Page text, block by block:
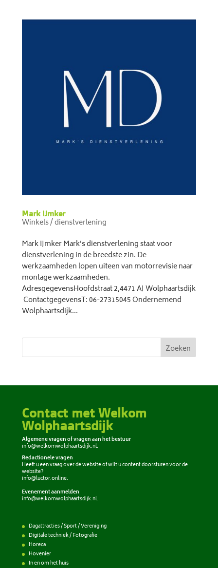
Mark IJmker
Winkels / dienstverlening
Mark IJmker Mark’s dienstverlening staat voor
dienstverlening in de breedste zin. De
werkzaamheden lopen uiteen van motorrevisie naar
montage werkzaamheden.
AdresgegevensHoofdstraat 2,4471 AJ Wolphaartsdijk
ContactgegevensT: 06-27315045 Ondernemend
Wolphaartsdijk...
Zoeken
Contact met Welkom
Wolphaartsdijk
Algemene vragen of vragen aan het bestuur
info@welkomwolphaartsdijk.nl.
Redactionele vragen
Heeft u een vraag over de website of wilt u content doorsturen voor de
website?
info@luctor.online.
Evenement aanmelden
info@welkomwolphaartsdijk.nl.
Dagattracties / Sport / Vereniging
Digitale techniek / Fotografie
Horeca
Hovenier
In en om het huis